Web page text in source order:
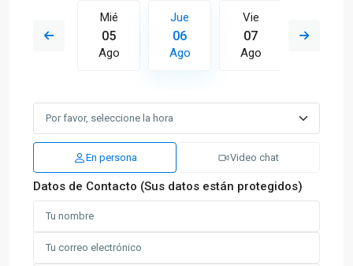
14
Mié
05
Ago
Jue
06
Ago
Vie
07
Ago
En persona Video chat
Datos de Contacto (Sus datos están protegidos)